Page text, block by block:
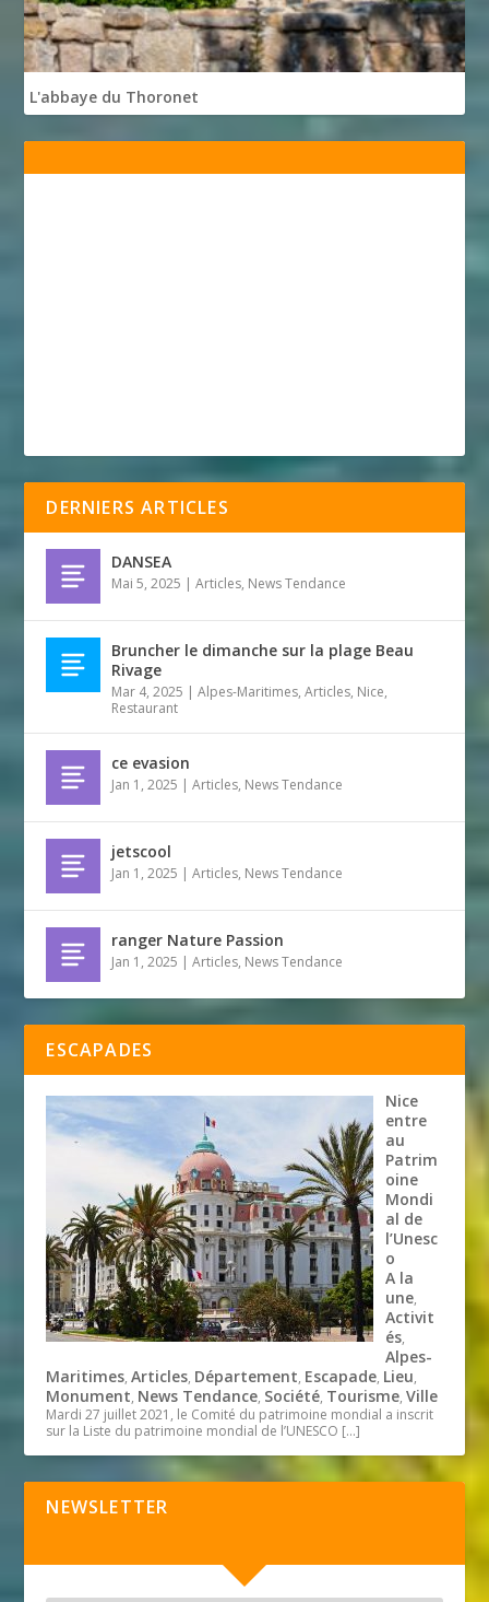
L'abbaye du Thoronet
DERNIERS ARTICLES
DANSEA
Mai 5, 2025 |Articles, News Tendance
Bruncher le dimanche sur la plage Beau
Rivage
Mar 4, 2025 |Alpes-Maritimes,Articles, Nice,
Restaurant
ce evasion
Jan 1, 2025 |Articles, News Tendance
jetscool
Jan 1, 2025 |Articles, News Tendance
ranger Nature Passion
Jan 1, 2025 |Articles, News Tendance
ESCAPADES
Nice
entre
au
Patrim
oine
Mondi
al de
l’Unesc
o
A la
une,
Activit
és,
Alpes-
Maritimes,Articles, Département, Escapade, Lieu,
Monument, News Tendance, Société, Tourisme,Ville
Mardi 27 juillet 2021, le Comité du patrimoine mondial a inscrit
sur la Liste du patrimoine mondial de l’UNESCO […]
NEWSLETTER